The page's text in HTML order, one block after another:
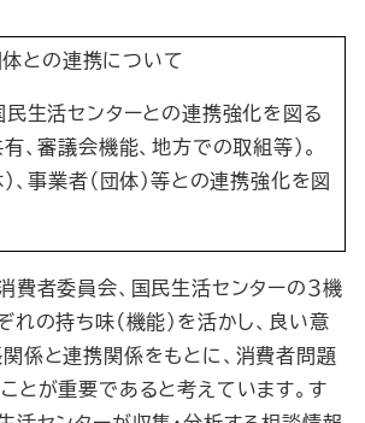
体との連携について
民生活センターとの連携強化を図る
、審議会機能、地方での取組等）。
、事業者（団体）等との連携強化を図
費者委員会、国民生活センターの３機
れの持ち味（機能）を活かし、良い意
係と連携関係をもとに、消費者問題
とが重要であると考えています。す